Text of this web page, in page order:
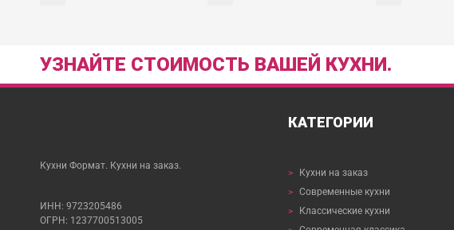
УЗНАЙТЕ СТОИМОСТЬ ВАШЕЙ КУХНИ.
Кухни Формат. Кухни на заказ.
ИНН: 9723205486
ОГРН: 1237700513005
КАТЕГОРИИ
>
Кухни на заказ
> Современные кухни
>
Классические кухни